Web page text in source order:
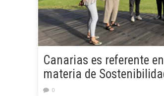
Canarias es referente
materia de
Innovación
0